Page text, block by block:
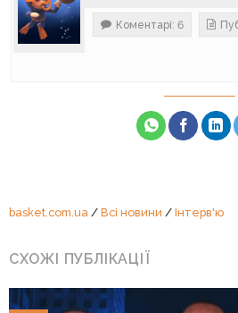
Коментарі: 6
basket.com.ua/ Всі новини / Інтерв'ю
СХОЖІ ПУБЛІКАЦІЇ